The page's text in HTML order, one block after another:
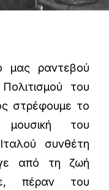
μας ραντεβού
του
στρέφουμε το
του
συνθέτη
από τη ζωή
πέραν του